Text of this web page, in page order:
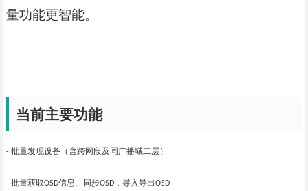
量功能更智能。
当前主要功能
- 批量发现设备（含跨网段及同广播域二层）
- 批量获取OSD信息、同步OSD，导入导出OSD